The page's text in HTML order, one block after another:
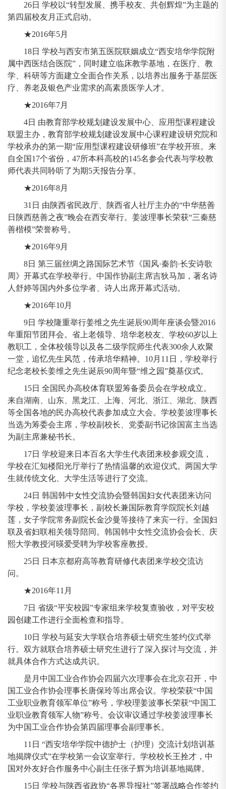
26日 学校以“转型发展、携手校友、共创辉煌”为主题的
第四届校友月正式启动。
★2016年5月
18日 学校与西安市第五医院联姻成立“西安培华学院附
属中西医结合医院”，同时建立临床教学基地，在医疗、教
学、科研等方面建立全面合作关系，以培养出服务于基层医
疗、养老及银色产业需求的高素质医学人才。
★2016年7月
4日 由教育部学校规划建设发展中心、应用型课程建设
联盟主办，教育部学校规划建设发展中心课程建设研究院和
学校承办的第一期“应用型课程建设研修班”在学校开班。来
自全国17个省份，47所本科高校的145名参会代表与学校教
师代表共同聆听了为期5天报告分享。
★2016年8月
31日 由陕西省民政厅、陕西省人社厅主办的“中华慈善
日陕西慈善之夜”晚会在西安举行。姜波理事长荣获“三秦慈
善楷模”荣誉称号。
★2016年9月
8日 第三届丝绸之路国际艺术节《国风·秦韵·长安诗歌
周》开幕式在学校举行。中国作协副主席吉狄马加，著名诗
人舒婷等国内外多位学者、诗人出席开幕式活动。
★2016年10月
9日 学校隆重举行姜维之先生诞辰90周年座谈会暨2016
年重阳节团拜会。省上老领导、培华老校友、学校60岁以上
教职工，全体校领导以及各二级学院师生代表300余人欢聚
一堂，追忆先生风范，传承培华精神。10月11日，学校举行
纪念老校长姜维之先生诞辰90周年暨“维之园”奠基仪式。
15日 全国民办高校体育联盟筹备委员会在学校成立。
来自湖南、山东、黑龙江、上海、河北、浙江、湖北、陕西
等全国各地的民办高校代表参加成立大会。学校姜波理事长
当选为筹委会主席，学校副校长、党委副书记徐国富主当选
为副主席兼秘书长。
17日 学校迎来日本百名大学生代表团来校参观交流，
学校在汇知楼阳光厅举行了热情温馨的欢迎仪式。两国大学
生就传统文化、大学生活等进行了交流。
24日 韩国韩中女性交流协会暨韩国妇女代表团来访问
学校，学校姜波理事长，副校长兼国际教育学院院长刘越
莲，女子学院常务副院长金沙曼等接待了来宾一行。全国妇
联及省妇联相关领导陪同。韩国韩中女性交流协会会长、庆
熙大学教授河暎爱受聘为学校客座教授。
25日 日本京都府高等教育研修代表团来学校交流访
问。
★2016年11月
7日 省级“平安校园”专家组来学校复查验收，对平安校
园创建工作进行全面检查和指导。
10日 学校与延安大学联合培养硕士研究生签约仪式举
行。双方就联合培养硕士研究生进行了深入探讨与交流，并
就具体合作方式达成共识。
是月中国工业合作协会四届六次理事会在北京召开，中
国工业合作协会理事长唐保玲等出席会议。学校荣获“中国
工业职业教育领军单位”称号，学校理姜波事长荣获“中国工
业职业教育领军人物”称号。会议审议通过学校姜波理事长
为中国工业合作协会第四届理事会副理事长。
11日 “西安培华学院中德护士（护理）交流计划培训基
地揭牌仪式”在学校第一会议室举行。学校校长王拴才，中
国对外友好合作服务中心副主任张子辉为培训基地揭牌。
15日 学校与陕西省政协“各界导报社”签署战略合作签约